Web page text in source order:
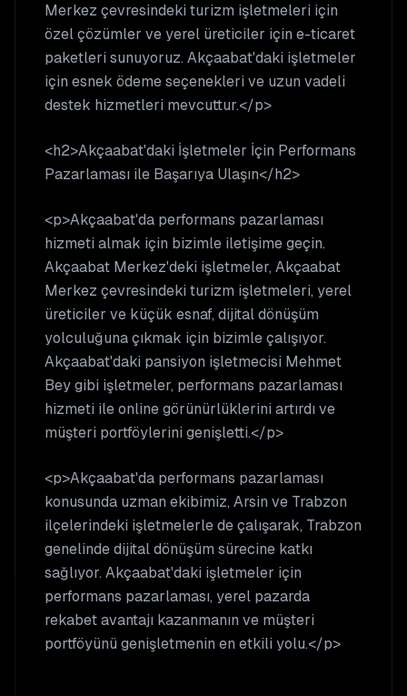
Merkez çevresindeki turizm işletmeleri için
özel çözümler ve yerel üreticiler için e-ticaret
paketleri sunuyoruz. Akçaabat'daki işletmeler
için esnek ödeme seçenekleri ve uzun vadeli
destek hizmetleri mevcuttur.</p>
<h2>Akçaabat'daki İşletmeler İçin Performans
Pazarlaması ile Başarıya Ulaşın</h2>
<p>Akçaabat'da performans pazarlaması
hizmeti almak için bizimle iletişime geçin.
Akçaabat Merkez'deki işletmeler, Akçaabat
Merkez çevresindeki turizm işletmeleri, yerel
üreticiler ve küçük esnaf, dijital dönüşüm
yolculuğuna çıkmak için bizimle çalışıyor.
Akçaabat'daki pansiyon işletmecisi Mehmet
Bey gibi işletmeler, performans pazarlaması
hizmeti ile online görünürlüklerini artırdı ve
müşteri portföylerini genişletti.</p>
<p>Akçaabat'da performans pazarlaması
konusunda uzman ekibimiz, Arsin ve Trabzon
ilçelerindeki işletmelerle de çalışarak, Trabzon
genelinde dijital dönüşüm sürecine katkı
sağlıyor. Akçaabat'daki işletmeler için
performans pazarlaması, yerel pazarda
rekabet avantajı kazanmanın ve müşteri
portföyünü genişletmenin en etkili yolu.</p>